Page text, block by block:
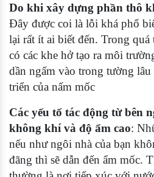
Do khi xây dựng phần thô
Đây được coi là lỗi khá phổ
lại rất ít ai biết đến. Trong quá
có các khe hở tạo ra môi
dần ngấm vào trong tường lâu
triển của nấm mốc
Các yếu tố tác động từ bên
không khí và độ ẩm cao:
nếu như ngôi nhà của bạn
đãng thì sẽ dẫn đến ẩm mốc.